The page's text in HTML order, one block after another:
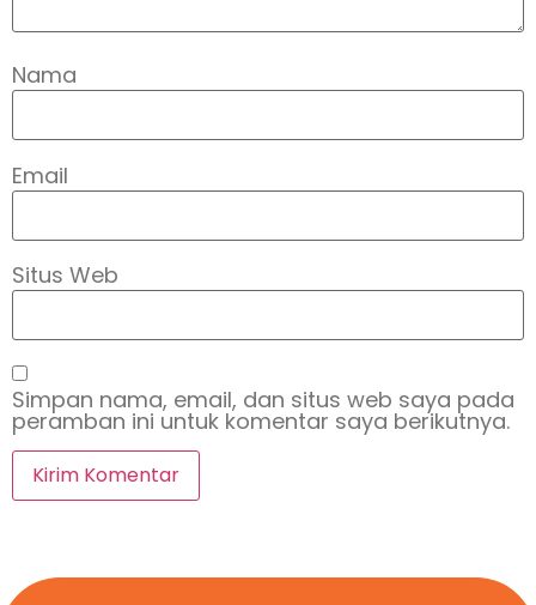
Nama
Email
Situs Web
Simpan nama, email, dan situs web saya pada
peramban ini untuk komentar saya berikutnya.